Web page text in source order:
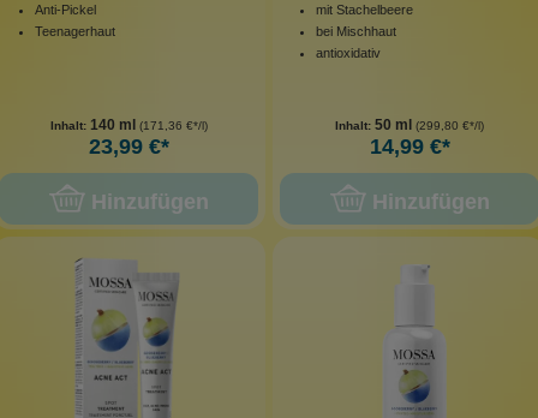
Anti-Pickel
Teenagerhaut
Inhalt: 140 ml (171,36 €*/l)
23,99 €*
Hinzufügen
mit Stachelbeere
bei Mischhaut
antioxidativ
Inhalt: 50 ml (299,80 €*/l)
14,99 €*
Hinzufügen